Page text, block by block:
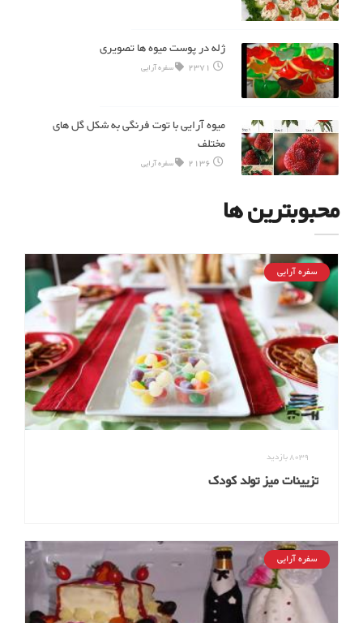
ژله در پوست میوه ها تصویری
2371 سفره آرایی
میوه آرایی با توت فرنگی به شکل گل های
مختلف
2136 سفره آرایی
محبوبترین ها
سفره آرایی
8039بازدید
تزیینات میز تولد کودک
سفره آرایی